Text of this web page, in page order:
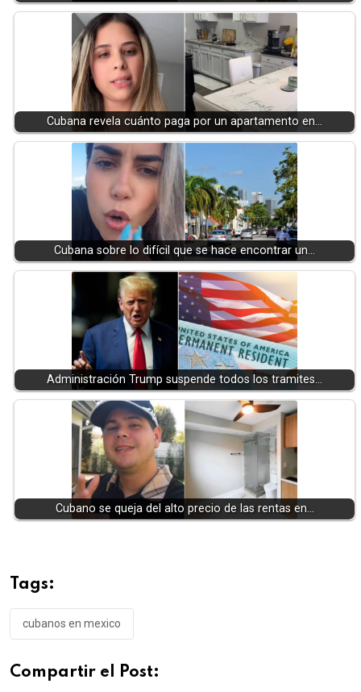
Cubana revela cuánto paga por un apartamento en…
Cubana sobre lo difícil que se hace encontrar un…
Administración Trump suspende todos los tramites…
Cubano se queja del alto precio de las rentas en…
Tags:
cubanos en mexico
Compartir el Post: